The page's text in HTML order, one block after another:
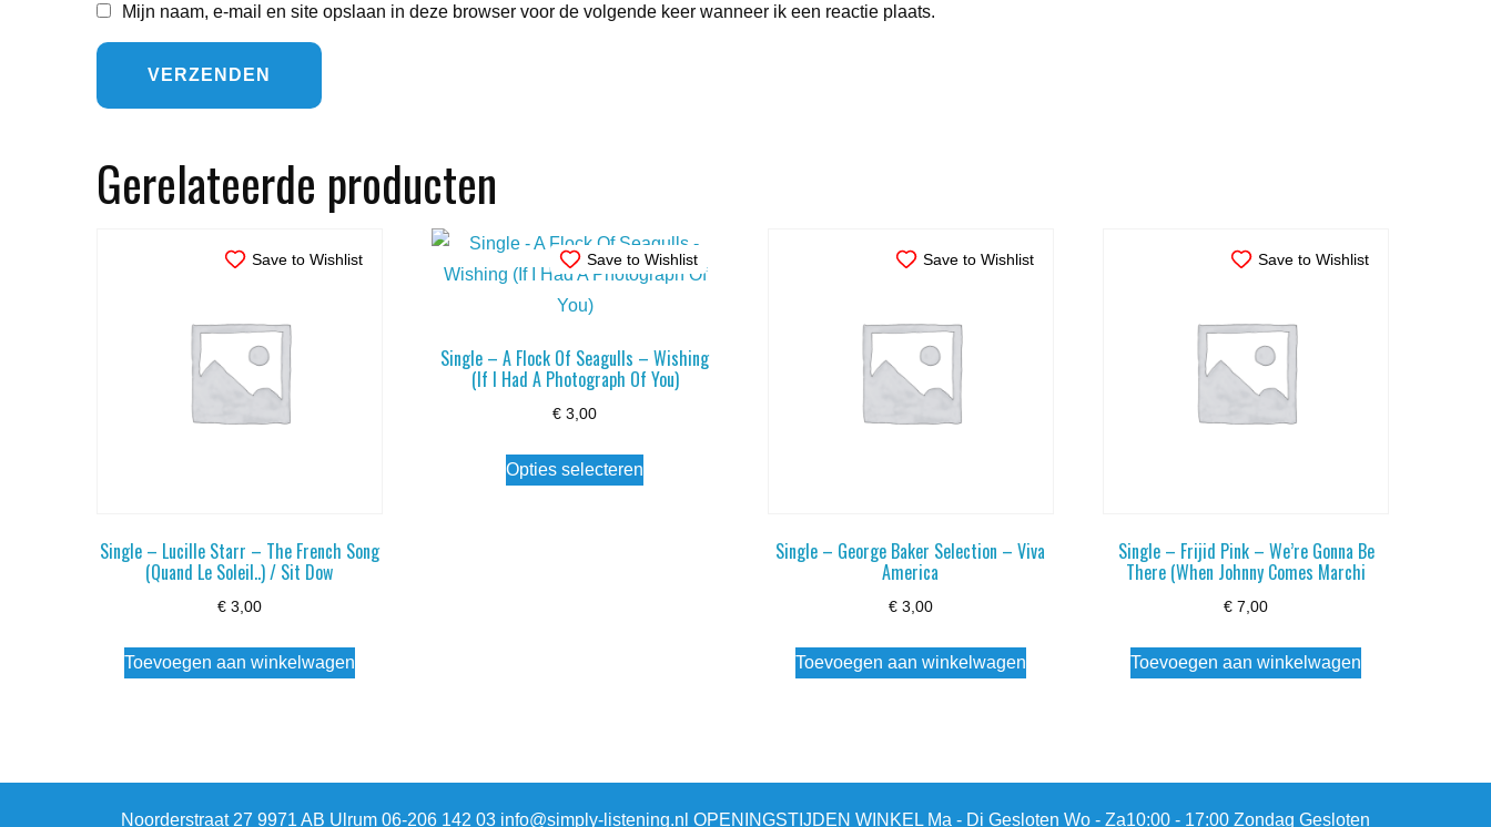
Mijn naam, e-mail en site opslaan in deze browser voor de volgende keer wanneer ik een reactie plaats.
Gerelateerde producten
Save to Wishlist
Single – Lucille Starr – The French Song
(Quand Le Soleil..) / Sit Dow
€3,00
Toevoegen aan winkelwagen
Save to Wishlist
Single – A Flock Of Seagulls – Wishing
(If I Had A Photograph Of You)
€ 3,00
Opties selecteren
Dit
product
Save to Wishlist
Single – George Baker Selection – Viva
America
€3,00
Toevoegen aan winkelwagen
Save to Wishlist
Single – Frijid Pink – We’re Gonna Be
There (When Johnny Comes Marchi
€ 7,00
Toevoegen aan winkelwagen
Noorderstraat 27 9971 AB Ulrum 06-206 142 03 info@simply-listening.nl OPENINGSTIJDEN WINKEL Ma - Di Gesloten Wo - Za10:00 - 17:00 Zondag Gesloten